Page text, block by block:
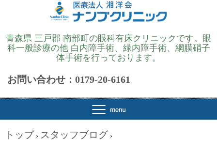
青森県 三戸郡 南部町の眼科有床クリニックです。眼
科一般診療の他 白内障手術、緑内障手術、網膜硝子
体手術を行っております。
お問い合わせ：0179-20-6161
トップ › スタッフブログ ›